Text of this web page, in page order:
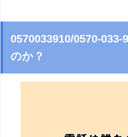
0570033910/0570-033-
のか？